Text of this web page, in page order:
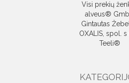
Visi prekių
alveus®
Gintautas
OXALIS, spol. s
Teeli®